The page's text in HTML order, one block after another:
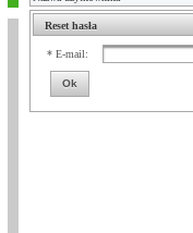
Reset hasła
* E-mail:
Ok